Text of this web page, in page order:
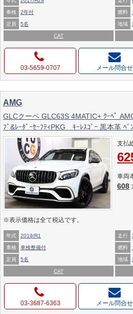
車検 2年付 燃料
定員 5名 地域
CAT
03-5659-0707 メール問合せ
AMG
GLCクーペ GLC63S 4MATIC+ ｸｰﾍﾟ
ﾌﾞ&ﾚｰﾀﾞｰｾｰﾌﾃｨPKG ｷｰﾚｽｺﾞｰ 黒本革 ﾍﾞ
HDDﾅﾋﾞTV BT音楽 ﾌﾞﾙﾒｽﾀｰ 360ｶﾒﾗ PTS
装備&ﾁｭｰﾆﾝｸﾞ 9AT
支払
車両
608
※表示価格は全て税込です。
年式 2019/R1 走行
車検 車検整備付 燃料
定員 5名 地域
CAT
03-3687-6363 メール問合せ